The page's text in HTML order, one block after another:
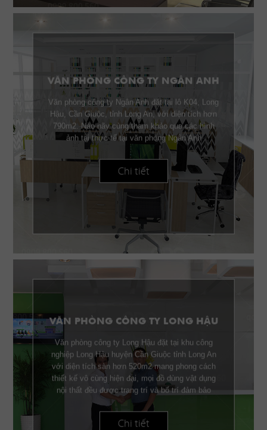
VĂN PHÒNG CÔNG TY NGÂN ANH
Văn phòng công ty Ngân Anh đặt tại lô K04, Long
Hậu, Cần Giuộc, tỉnh Long An, với diện tích hơn
790m2. Nào hãy cùng tham khảo qua các hình
ảnh tại thực tế tại văn phòng Ngân Anh
Chi tiết
VĂN PHÒNG CÔNG TY LONG HẬU
Văn phòng công ty Long Hậu đặt tại khu công
nghiệp Long Hậu huyện Cần Giuộc tỉnh Long An
với diện tích sàn hơn 520m2 mang phong cách
thiết kế vô cùng hiện đại, mọi đồ dùng vật dụng
nội thất đều được trang trí và bố trí đảm bảo
công năng lẫn thẫm mỹ.
Chi tiết